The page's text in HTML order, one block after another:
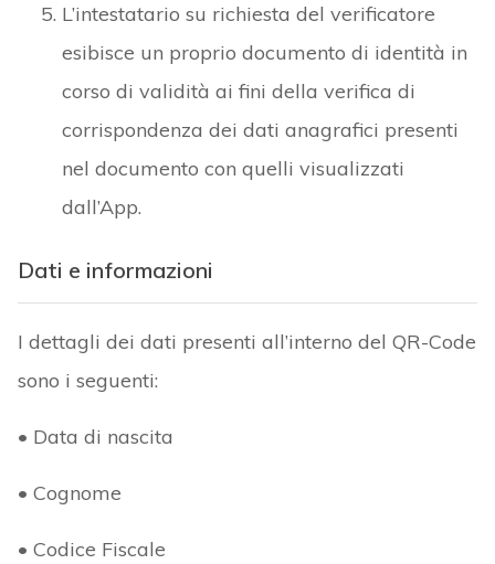
L’intestatario su richiesta del verificatore
esibisce un proprio documento di identità in
corso di validità ai fini della verifica di
corrispondenza dei dati anagrafici presenti
nel documento con quelli visualizzati
dall’App.
Dati e informazioni
I dettagli dei dati presenti all’interno del QR-Code
sono i seguenti:
• Data di nascita
• Cognome
• Codice Fiscale